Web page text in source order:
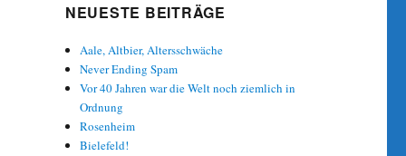
NEUESTE BEITRÄGE
Aale, Altbier, Altersschwäche
Never Ending Spam
Vor 40 Jahren war die Welt noch ziemlich in
Ordnung
Rosenheim
Bielefeld!